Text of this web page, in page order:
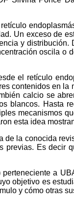
Un exceso de
y
oscila o
el retículo
contenidos en
calcio se
blancos. Hasta
mecanismos
esta idea
de la conocida
Es
a
objetivo es
y cómo otras